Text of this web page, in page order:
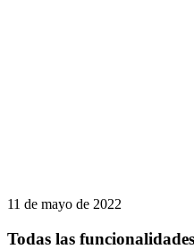
11 de mayo de 2022
Todas las